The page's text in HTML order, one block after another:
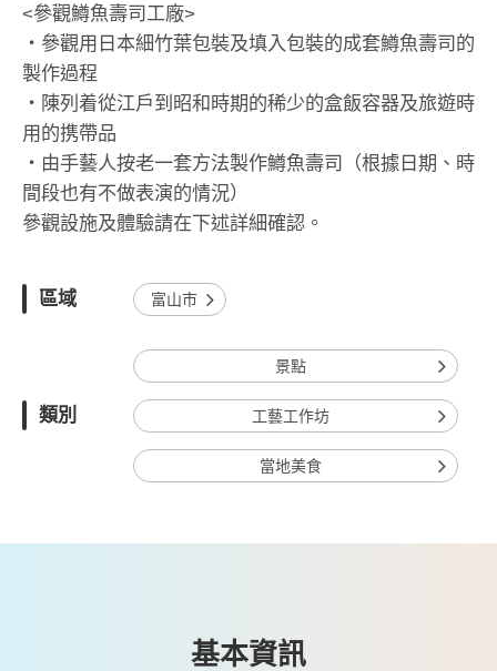
<參觀鱒魚壽司工廠>
・參觀用日本細竹葉包裝及填入包裝的成套鱒魚壽司的
製作過程
・陳列着從江戶到昭和時期的稀少的盒飯容器及旅遊時
用的携帶品
・由手藝人按老一套方法製作鱒魚壽司（根據日期、時
間段也有不做表演的情況）
參觀設施及體驗請在下述詳細確認。
區域 富山市
類別
景點
工藝工作坊
當地美食
基本資訊